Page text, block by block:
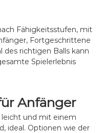
Fähigkeitsstufen, mit
Fortgeschrittene
des richtigen Balls kann
Spielerlebnis
Anfänger
leicht und mit einem
ideal. Optionen wie der